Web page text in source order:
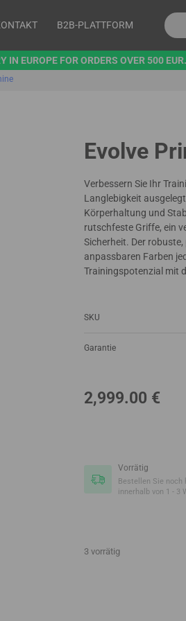
B2B-PLATTFORM
IN EUROPE FOR ORDERS OVER 500 EUR.
Evolve
Verbessern Sie Ihr
Langlebigkeit
Körperhaltung und
rutschfeste Griffe, ein
Sicherheit. Der
anpassbaren Farben
Trainingspotenzial mit
SKU
Garantie
2,999.00 €
Vorrätig
Bestellen Sie noch
innerhalb von 1 - 3
3 vorrätig